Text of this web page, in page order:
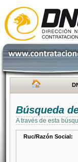
Búsqueda
A través de esta
Ruc/Razón Social: